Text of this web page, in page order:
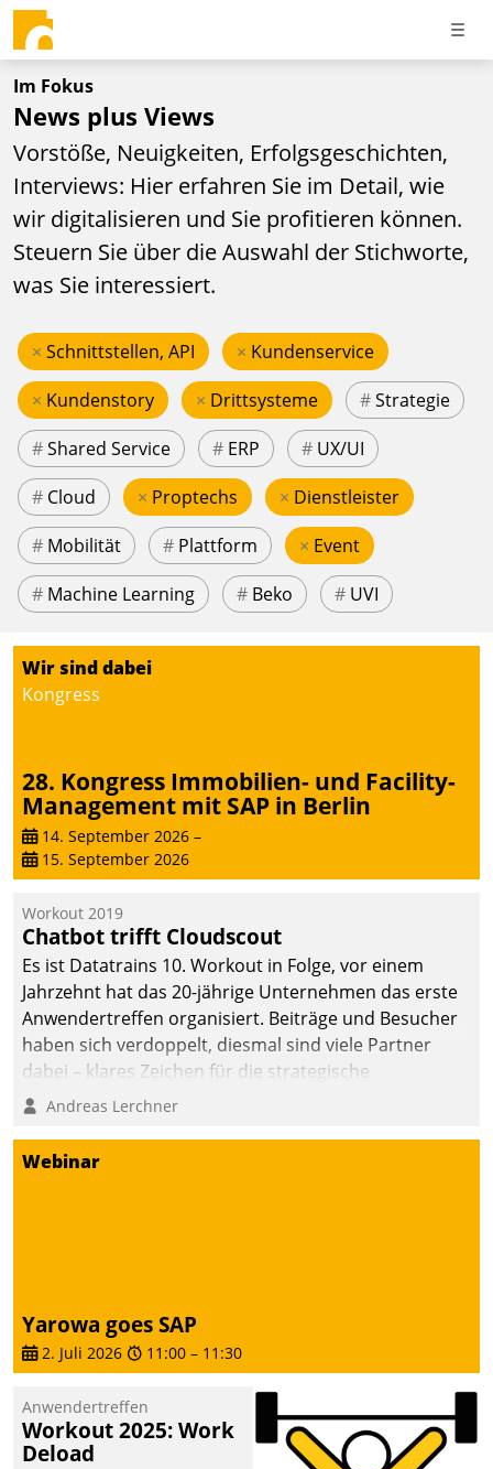
Im Fokus
News plus Views
Vorstöße, Neuigkeiten, Erfolgsgeschichten,
Interviews: Hier erfahren Sie im Detail, wie
wir digitalisieren und Sie profitieren können.
Steuern Sie über die Auswahl der Stichworte,
was Sie interessiert.
× Schnittstellen, API × Kundenservice
× Kundenstory × Drittsysteme #Strategie
#Shared Service # ERP # UX/UI
# Cloud × Proptechs × Dienstleister
# Mobilität # Plattform × Event
# Machine Learning # Beko # UVI
Wir sind dabei
Kongress
28. Kongress Immobilien- und Facility-
Management mit SAP in Berlin
14. September 2026 –
15. September 2026
Workout 2019
Chatbot trifft Cloudscout
Es ist Datatrains 10. Workout in Folge, vor einem
Jahrzehnt hat das 20-jährige Unternehmen das erste
Anwendertreffen organisiert. Beiträge und Besucher
haben sich verdoppelt, diesmal sind viele Partner
dabei – klares Zeichen für die strategische
Fokussierung auf den Kunden.
Andreas Lerchner
Webinar
Yarowa goes SAP
2. Juli 2026 11:00 – 11:30
Anwendertreffen
Workout 2025: Work
Deload